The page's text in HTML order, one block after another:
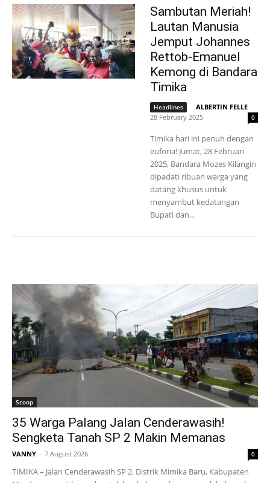
Sambutan Meriah!
Lautan Manusia
Jemput Johannes
Rettob-Emanuel
Kemong di Bandara
Timika
Headlines ALBERTIN FELLE -
28 February 2025
0
Timika hari ini penuh dengan
euforia! Jumat, 28 Februari
2025, Bandara Mozes Kilangin
dipadati ribuan warga yang
datang khusus untuk
menyambut kedatangan
Bupati dan...
Scoop
35 Warga Palang Jalan Cenderawasih!
Sengketa Tanah SP 2 Makin Memanas
VANNY - 7 August 2026 0
TIMIKA – Jalan Cenderawasih SP 2, Distrik Mimika Baru, Kabupaten